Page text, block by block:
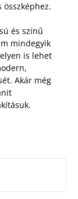
és színű
mindegyik
is lehet
Akár még